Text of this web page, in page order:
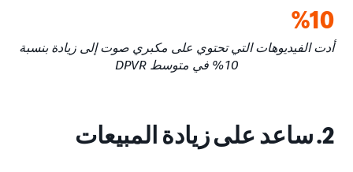
10‏%
أدت الفيديوهات التي تحتوي على مكبري صوت إلى زيادة بنسبة
10% في متوسط DPVR
2. ساعد على زيادة المبيعات